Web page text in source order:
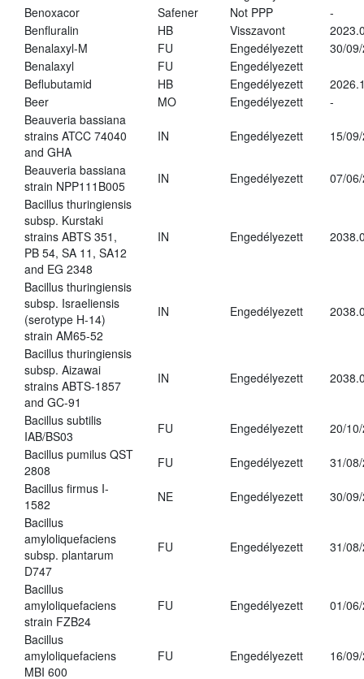
Benoxacor
Safener Not PPP
-
Benfluralin
HB Visszavont
Benalaxyl-M
FU Engedélyezett
30/
Benalaxyl
FU
Engedélyezett
Beflubutamid
HB Engedélyezett
Beer
MO Engedélyezett
-
Beauveria bassiana
strains ATCC 74040
and GHA
IN Engedélyezett 15/
Beauveria bassiana
strain NPP111B005
IN Engedélyezett
07/
Bacillus thuringiensis
subsp. Kurstaki
strains ABTS 351,
PB 54, SA 11, SA12
and EG 2348
IN Engedélyezett
Bacillus thuringiensis
subsp. Israeliensis
(serotype H-14)
strain AM65-52
IN Engedélyezett
Bacillus thuringiensis
subsp. Aizawai
strains ABTS-1857
and GC-91
IN Engedélyezett
Bacillus subtilis
IAB/BS03
FU Engedélyezett
20/
Bacillus pumilus QST
2808
FU Engedélyezett
31/
Bacillus firmus I-
1582
NE Engedélyezett
30/
Bacillus
amyloliquefaciens
subsp. plantarum
D747
FU Engedélyezett 31/
Bacillus
amyloliquefaciens
strain FZB24
FU Engedélyezett 01/
Bacillus
amyloliquefaciens
MBI 600
FU Engedélyezett 16/